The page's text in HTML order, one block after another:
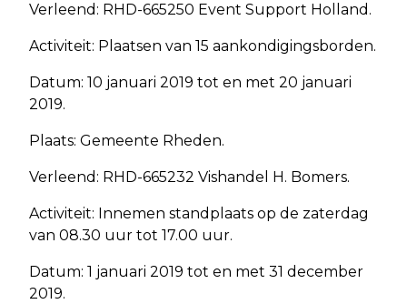
Verleend: RHD-665250 Event Support Holland.
Activiteit: Plaatsen van 15 aankondigingsborden.
Datum: 10 januari 2019 tot en met 20 januari
2019.
Plaats: Gemeente Rheden.
Verleend: RHD-665232 Vishandel H. Bomers.
Activiteit: Innemen standplaats op de zaterdag
van 08.30 uur tot 17.00 uur.
Datum: 1 januari 2019 tot en met 31 december
2019.